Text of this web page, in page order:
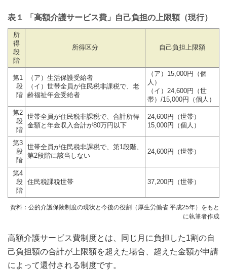
表１ 「高額介護サービス費」自己負担の上限額（現行）
所
得
段
階
所得区分 自己負担上限額
第1
段
階
（ア）生活保護受給者
（イ）世帯全員が住民税非課税で、老
齢福祉年金受給者
（ア）15,000円（個
人）
（イ）24,600円（世
帯）/15,000円（個人）
第2
段
階
世帯全員が住民税非課税で、合計所得
金額と年金収入合計が80万円以下
24,600円（世帯）
15,000円（個人）
第3
段
階
世帯全員が住民税非課税で、第1段階、
第2段階に該当しない
24,600円（世帯）
第4
段
階
住民税課税世帯 37,200円（世帯）
資料：公的介護保険制度の現状と今後の役割（厚生労働省 平成25年）をもと
に執筆者作成
高額介護サービス費制度とは、同じ月に負担した1割の自
己負担額の合計が上限額を超えた場合、超えた金額が申請
によって還付される制度です。